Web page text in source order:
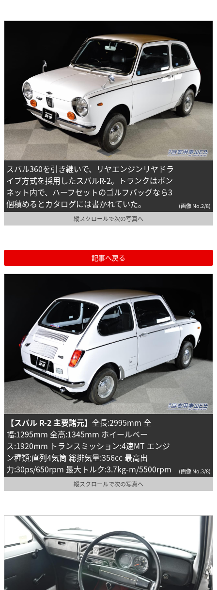
スバル360を引き継いで、リヤエンジンリヤドラ
イブ方式を採用したスバルR-2。トランクはボン
ネット内で、ハーフセットのゴルフバッグなら3
個積めるとカタログには書かれていた。
(画像 No.2/8)
縦スクロールで次の写真へ
記事へ戻る
【スバル R-2 主要諸元】 全長:2995mm 全
幅:1295mm 全高:1345mm ホイールベー
ス:1920mm トランスミッション:4速MT エンジ
ン種類:直列4気筒 総排気量:356cc 最高出
力:30ps/650rpm 最大トルク:3.7kg-m/5500rpm
(画像 No.3/8)
縦スクロールで次の写真へ